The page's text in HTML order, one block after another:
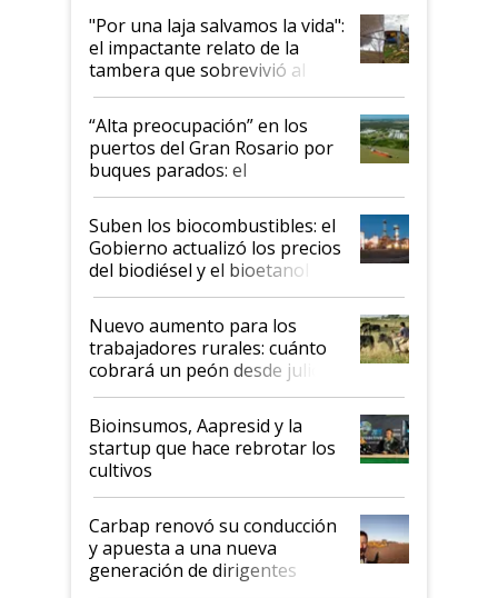
pase a ser "país sucio"
"Por una laja salvamos la vida":
el impactante relato de la
tambera que sobrevivió al
tornado
“Alta preocupación” en los
puertos del Gran Rosario por
buques parados: el
funcionamiento de las
exportadoras en tensión tras
la medida de fuerza de los
prácticos
Suben los biocombustibles: el
Gobierno actualizó los precios
del biodiésel y el bioetanol
Nuevo aumento para los
trabajadores rurales: cuánto
cobrará un peón desde julio
Bioinsumos, Aapresid y la
startup que hace rebrotar los
cultivos
Carbap renovó su conducción
y apuesta a una nueva
generación de dirigentes